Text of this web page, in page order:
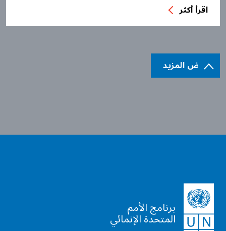
اقرأ أكثر
عرض المزيد
برنامج الأمم
المتحدة الإنمائي